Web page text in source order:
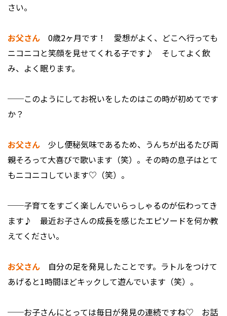
さい。
お父さん 0歳2ヶ月です！ 愛想がよく、どこへ行っても
ニコニコと笑顔を見せてくれる子です♪ そしてよく飲
み、よく眠ります。
──このようにしてお祝いをしたのはこの時が初めてです
か？
お父さん 少し便秘気味であるため、うんちが出るたび両
親そろって大喜びで歌います（笑）。その時の息子はとて
もニコニコしています♡（笑）。
──子育てをすごく楽しんでいらっしゃるのが伝わってき
ます♪ 最近お子さんの成長を感じたエピソードを何か教
えてください。
お父さん 自分の足を発見したことです。ラトルをつけて
あげると1時間ほどキックして遊んでいます（笑）。
──お子さんにとっては毎日が発見の連続ですね♡ お話